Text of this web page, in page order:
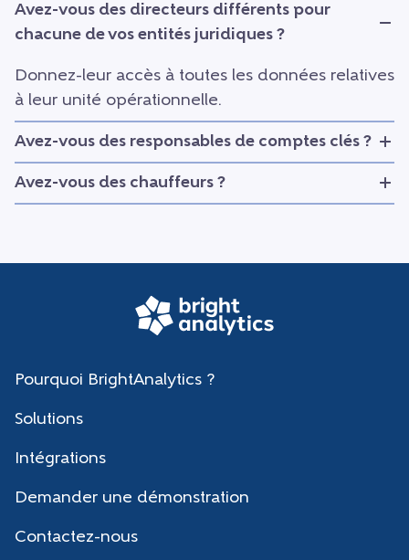
Avez-vous des directeurs différents pour
chacune de vos entités juridiques ?
Donnez-leur accès à toutes les données relatives
à leur unité opérationnelle.
Avez-vous des responsables de comptes clés ?
Avez-vous des chauffeurs ?
Pourquoi BrightAnalytics ?
Solutions
Intégrations
Demander une démonstration
Contactez-nous